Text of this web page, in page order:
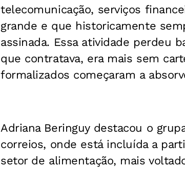
telecomunicação, serviços
grande e que historicamente
assinada. Essa atividade perdeu
que contratava, era mais sem
formalizados começaram a
Adriana Beringuy destacou o
correios, onde está incluída a
setor de alimentação, mais